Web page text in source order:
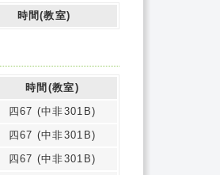
時間(教室)
時間(教室)
四67 (中非301B)
四67 (中非301B)
四67 (中非301B)